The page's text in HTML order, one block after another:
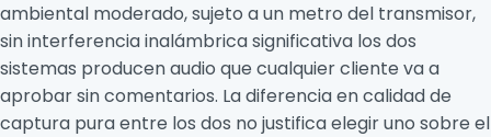
ambiental moderado, sujeto a un metro del transmisor,
sin interferencia inalámbrica significativa los dos
sistemas producen audio que cualquier cliente va a
aprobar sin comentarios. La diferencia en calidad de
captura pura entre los dos no justifica elegir uno sobre el